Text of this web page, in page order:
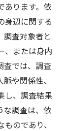
あります。依
身辺に関する
調査対象者と
、または身内
査では、調査
や関係性、
し、調査結果
な調査は、依
のであり、